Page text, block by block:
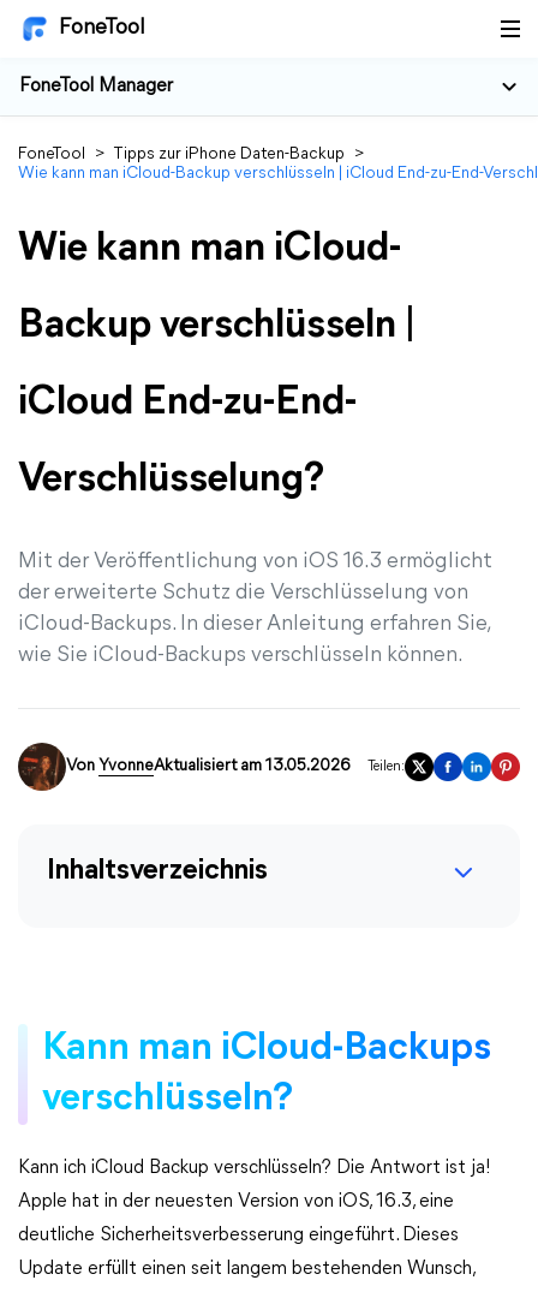
FoneTool
FoneTool Manager
FoneTool > Tipps zur iPhone Daten-Backup
>
Wie kann man iCloud-Backup verschlüsseln | iCloud End-zu-End-
Wie kann man iCloud-
Backup verschlüsseln |
iCloud End-zu-End-
Verschlüsselung?
Mit der Veröffentlichung von iOS 16.3 ermöglicht
der erweiterte Schutz die Verschlüsselung von
iCloud-Backups. In dieser Anleitung erfahren Sie,
wie Sie iCloud-Backups verschlüsseln können.
Von YvonneAktualisiert am 13.05.2026 Teilen:
Inhaltsverzeichnis
Kann man iCloud-Backups
verschlüsseln?
Kann ich iCloud Backup verschlüsseln? Die Antwort ist ja!
Apple hat in der neuesten Version von iOS, 16.3, eine
deutliche Sicherheitsverbesserung eingeführt. Dieses
Update erfüllt einen seit langem bestehenden Wunsch,